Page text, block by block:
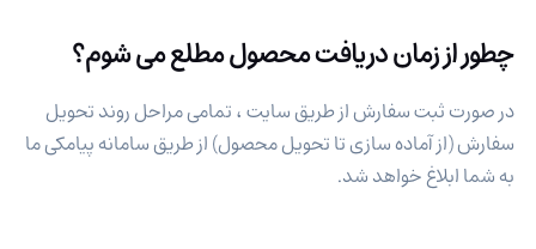
چطور از زمان دریافت محصول مطلع می شوم؟
در صورت ثبت سفارش از طریق سایت ، تمامی مراحل روند تحویل
سفارش (از آماده سازی تا تحویل محصول) از طریق سامانه پیامکی ما
به شما ابلاغ خواهد شد.